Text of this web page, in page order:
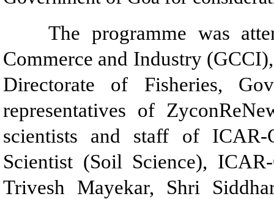
The programme was
Commerce and Industry
Directorate of Fisheries,
representatives of
scientists and staff of ICAR-
Scientist (Soil Science),
Trivesh Mayekar, Shri